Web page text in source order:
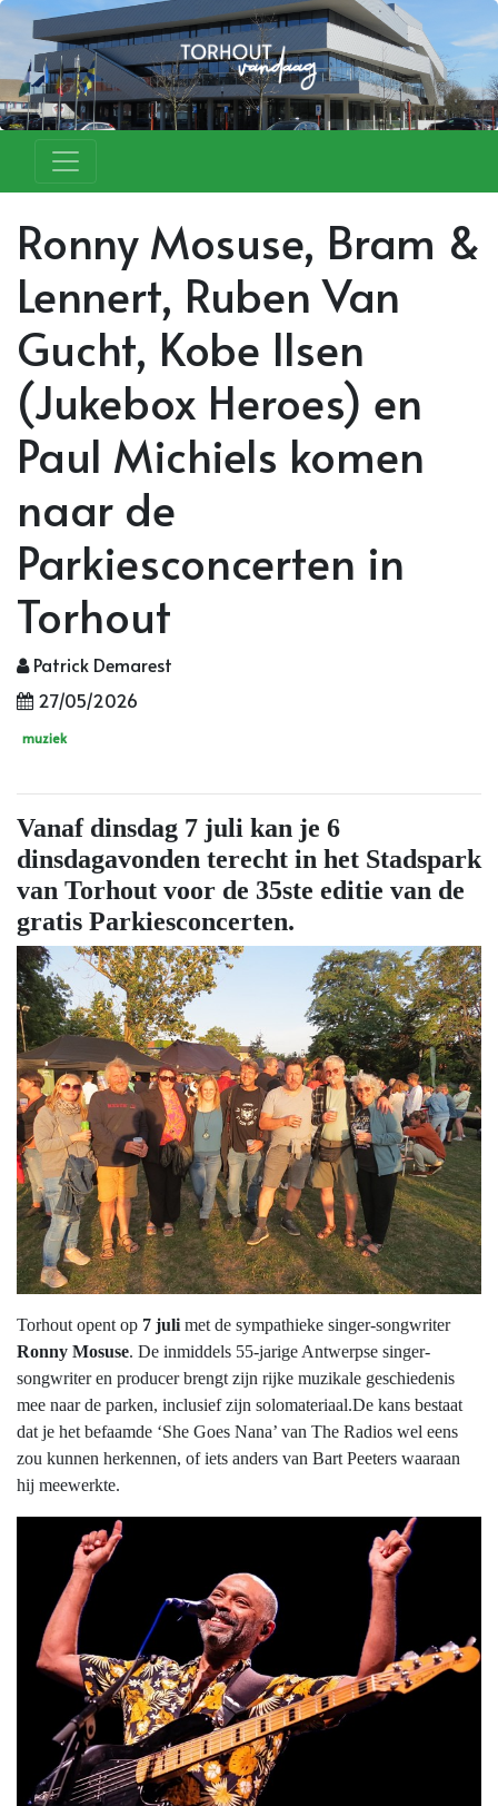
Ronny Mosuse, Bram &
Lennert, Ruben Van
Gucht, Kobe Ilsen
(Jukebox Heroes) en
Paul Michiels komen
naar de
Parkiesconcerten in
Torhout
Patrick Demarest
27/05/2026
muziek
Vanaf dinsdag 7 juli kan je 6
dinsdagavonden terecht in het Stadspark
van Torhout voor de 35ste editie van de
gratis Parkiesconcerten.
Torhout opent op 7 juli met de sympathieke singer-songwriter
Ronny Mosuse. De inmiddels 55-jarige Antwerpse singer-
songwriter en producer brengt zijn rijke muzikale geschiedenis
mee naar de parken, inclusief zijn solomateriaal.De kans bestaat
dat je het befaamde ‘She Goes Nana’ van The Radios wel eens
zou kunnen herkennen, of iets anders van Bart Peeters waaraan
hij meewerkte.